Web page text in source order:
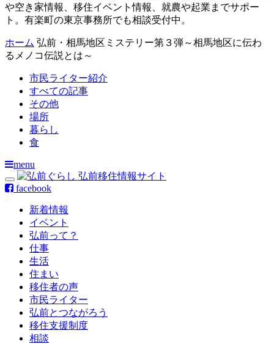
や空き家情報、移住イベント情報、就農や起業までサポー
ト。有楽町の東京事務所でも相談受付中。
ホーム 弘前・相馬地区ミステリー第３弾～相馬地区に伝わ
るメノコ伝説とは～
市民ライター紹介
すべての記事
その他
場所
暮らし
食
menu
facebook
新着情報
イベント
弘前って？
仕事
生活
住まい
移住者の声
市民ライター
弘前とつながろう
移住支援制度
相談